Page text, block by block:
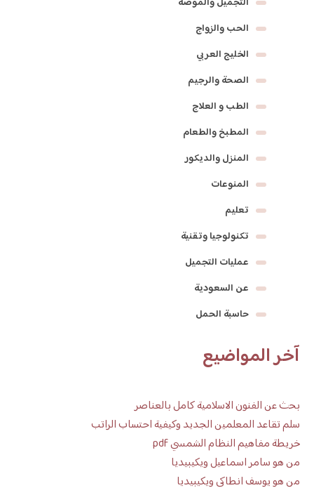
الحب والزواج
الخليج العربي
الصحة والرجيم
الطب و العلاج
المطبخ والطعام
المنزل والديكور
المنوعات
تعليم
تكنولوجيا وتقنية
عمليات التجميل
عن السعودية
حاسبة الحمل
آخر المواضيع
بحث عن الفنون الاسلامية كامل بالعناصر
سلم تقاعد المعلمين الجديد وكيفية احتساب الراتب
خريطة مفاهيم النظام الشمسي pdf
من هو سامر اسماعيل ويكيبيديا
من هو يوسف انطاكي ويكيبيديا